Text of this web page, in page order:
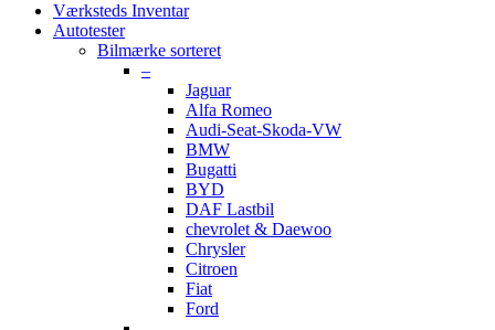
Værksteds Inventar
Autotester
Bilmærke sorteret
–
Jaguar
Alfa Romeo
Audi-Seat-Skoda-VW
BMW
Bugatti
BYD
DAF Lastbil
chevrolet & Daewoo
Chrysler
Citroen
Fiat
Ford